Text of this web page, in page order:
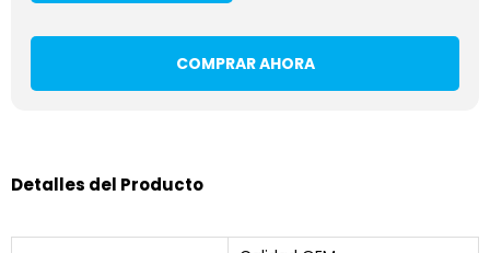
COMPRAR AHORA
Detalles del Producto